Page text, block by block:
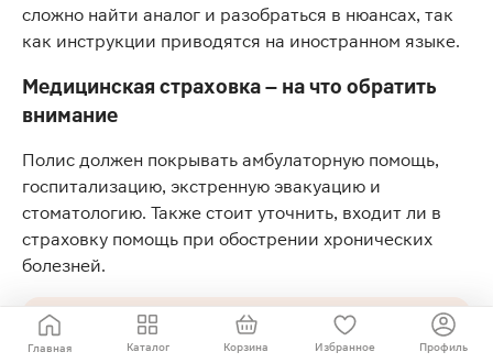
сложно найти аналог и разобраться в нюансах, так
как инструкции приводятся на иностранном языке.
Медицинская страховка – на что обратить
внимание
Полис должен покрывать амбулаторную помощь,
госпитализацию, экстренную эвакуацию и
стоматологию. Также стоит уточнить, входит ли в
страховку помощь при обострении хронических
болезней.
Полис, телефон ассистанса и копии документов
держите и в ручной клади, и в виде фото на телефоне.
Главная Каталог Корзина Избранное Профиль